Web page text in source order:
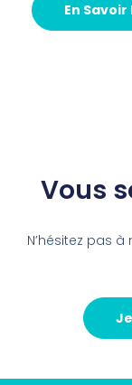
En Savoir
Vous
N’hésitez pas